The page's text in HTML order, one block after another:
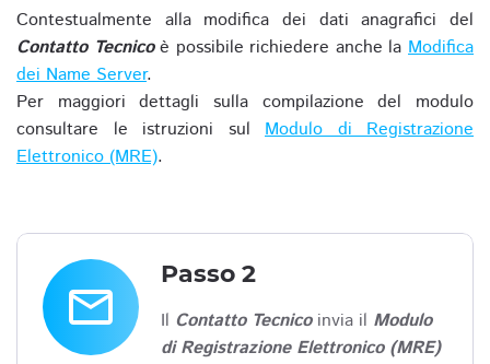
Contestualmente alla modifica dei dati anagrafici del
Contatto Tecnicoè possibile richiedere anche laModifica
dei Name Server.
Per maggiori dettagli sulla compilazione del modulo
consultare le istruzioni sul Modulo di Registrazione
Elettronico (MRE).
email
Passo 2
Il Contatto Tecnicoinvia il Modulo
di Registrazione Elettronico (MRE)